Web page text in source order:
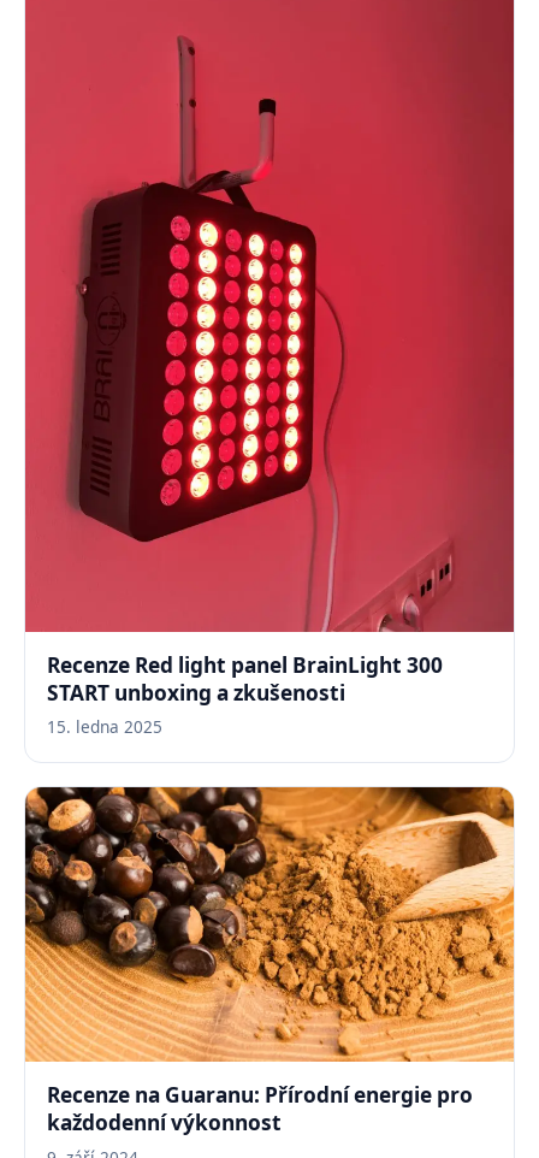
Recenze Red light panel BrainLight 300
START unboxing a zkušenosti
15. ledna 2025
Recenze na Guaranu: Přírodní energie pro
každodenní výkonnost